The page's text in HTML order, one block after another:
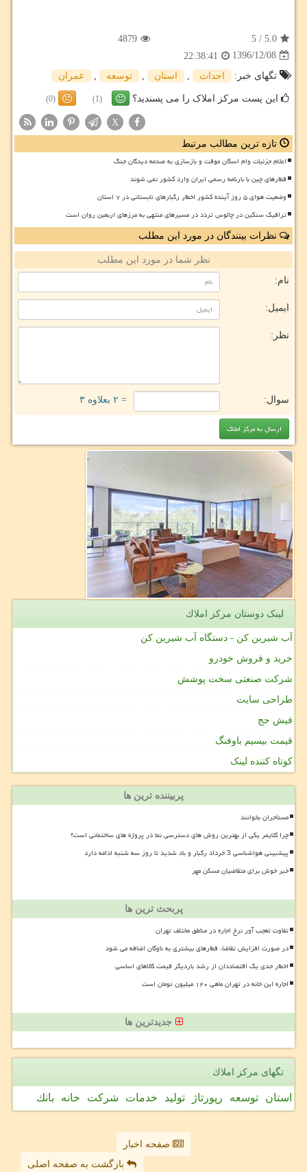
5.0
/
5
4879
1396/12/08
22:38:41
تگهای خبر:
احداث , استان , توسعه , عمران
این پست مرکز املاک را می پسندید؟ (1)
(0)
X
تازه ترین مطالب مرتبط
اعلام جزئیات وام اسکان موقت و بازسازی به صدمه دیدگان جنگ
قطارهای چین با بارنامه رسمی ایران وارد کشور نمی شوند
وضعیت هوای ۵ روز آینده کشور اخطار رگبارهای تابستانی در ۷ استان
ترافیک سنگین در چالوس تردد در مسیرهای منتهی به مرزهای اربعین روان است
نظرات بینندگان در مورد این مطلب
نظر شما در مورد این مطلب
نام:
ایمیل:
نظر:
سوال: = ۲ بعلاوه ۳
لینک دوستان مركز املاك
آب شیرین کن - دستگاه آب شیرین کن
خرید و فروش خودرو
شرکت صنعتی سخت پوشش
طراحی سایت
فیش حج
قیمت بیسیم باوفنگ
کوتاه کننده لینک
پربیننده ترین ها
مستأجران بخوانند
چرا کلایمر یکی از بهترین روش های دسترسی نما در پروژه های ساختمانی است؟
پیشبینی هواشناسی 3 خرداد رگبار و باد شدید تا روز سه شنبه ادامه دارد
خبر خوش برای متقاضیان مسکن مهر
پربحث ترین ها
تفاوت تعجب آور نرخ اجاره در مناطق مختلف تهران
در صورت افزایش تقاضا، قطارهای بیشتری به ناوگان اضافه می شود
اخطار جدی یک اقتصاددان از رشد باردیگر قیمت کالاهای اساسی
اجاره این خانه در تهران ماهی ۱۲۰ میلیون تومان است
جدیدترین ها
تگهای مركز املاك
استان توسعه رپورتاژ تولید خدمات شركت خانه بانك
صفحه اخبار
بازگشت به صفحه اصلی